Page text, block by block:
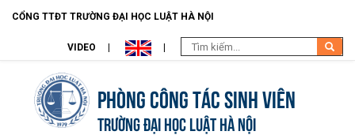
CỔNG TTĐT TRƯỜNG ĐẠI HỌC LUẬT HÀ NỘI
VIDEO
Phòng Công tác sinh viên
TRƯỜNG ĐẠI HỌC LUẬT HÀ NỘI